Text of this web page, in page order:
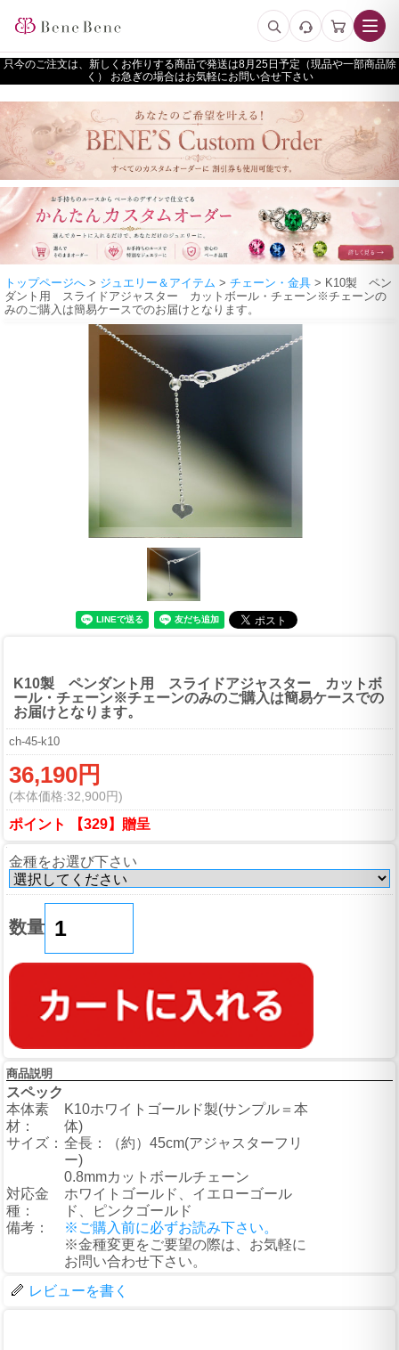
只今のご注文は、新しくお作りする商品で発送は
予定（現品や一部商品除
く） お急ぎの場合はお気軽にお問い合せ下さい
トップページへ > ジュエリー＆アイテム > チェーン・金具 > K10製 ペン
ダント用 スライドアジャスター カットボール・チェーン※チェーンの
みのご購入は簡易ケースでのお届けとなります。
K10製 ペンダント用 スライドアジャスター カットボ
ール・チェーン※チェーンのみのご購入は簡易ケースでの
お届けとなります。
ch-45-k10
36,190円
(本体価格:32,900円)
ポイント 【329】贈呈
金種をお選び下さい
数量
商品説明
スペック
本体素
材：
K10ホワイトゴールド製(サンプル＝本
体)
サイズ： 全長：（約）45cm(アジャスターフリ
ー)
0.8mmカットボールチェーン
対応金
種：
ホワイトゴールド、イエローゴール
ド、ピンクゴールド
備考：
※ご購入前に必ずお読み下さい。
※金種変更をご要望の際は、お気軽に
お問い合わせ下さい。
レビューを書く